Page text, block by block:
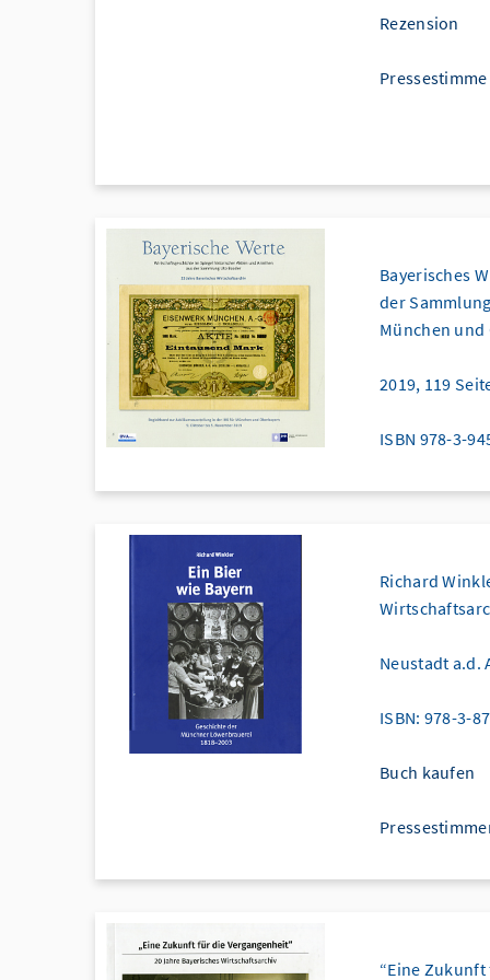
Rezension
Pressestimme
Bayerisches
der
München und
2019, 119
ISBN 978-3-
Richard
Neustadt a.d.
ISBN: 978-3-
Buch kaufen
“Eine